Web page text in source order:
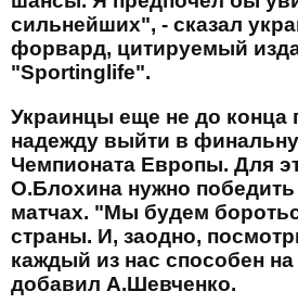
сильнейших", - сказал
форвард, цитируемый
"Sportinglife".
Украинцы еще не до конца
надежду выйти в
Чемпионата Европы. Для
О.Блохина нужно
матчах. "Мы будем
страны. И, заодно,
каждый из нас способен
добавил А.Шевченко.